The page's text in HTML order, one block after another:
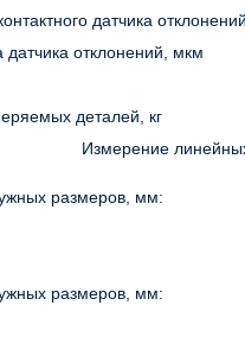
датчика
датчика отклонений, мкм
деталей, кг
Измерение
размеров, мм:
размеров, мм: